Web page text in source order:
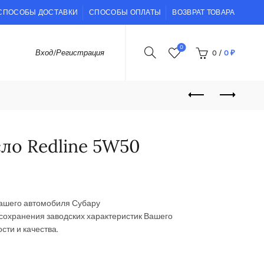
ДОСТАВКИ СПОСОБЫ ОПЛАТЫ ВОЗВРАТ ТОВАРА
Вход/Регистрация
0
0 / 0 ₽
Redline 5W50
автомобиля Субару
заводских характеристик Вашего
и качества.